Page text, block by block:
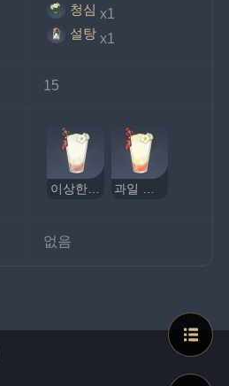
청심 x1
설탕 x1
15
이상한 과일 듀엣
없음